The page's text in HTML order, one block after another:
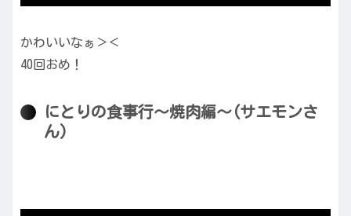
かわいいなぁ＞＜
40回おめ！
にとりの食事行～焼肉編～(サエモンさ
ん)